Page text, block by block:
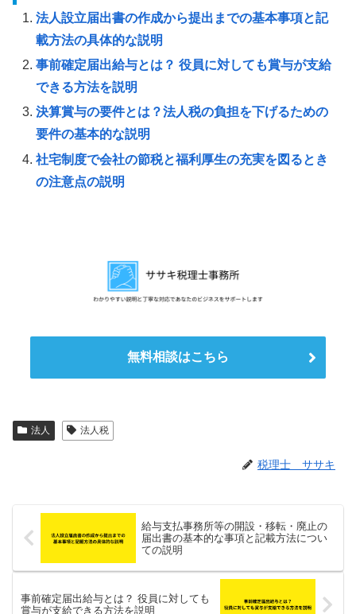
法人設立届出書の作成から提出までの基本事項と記
載方法の具体的な説明
事前確定届出給与とは？ 役員に対しても賞与が支給
できる方法を説明
決算賞与の要件とは？法人税の負担を下げるための
要件の基本的な説明
社宅制度で会社の節税と福利厚生の充実を図るとき
の注意点の説明
無料相談はこちら
法人 法人税
税理士 ササキ
給与支払事務所等の開設・移転・廃止の
届出書の基本的な事項と記載方法につい
ての説明
事前確定届出給与とは？ 役員に対しても
賞与が支給できる方法を説明